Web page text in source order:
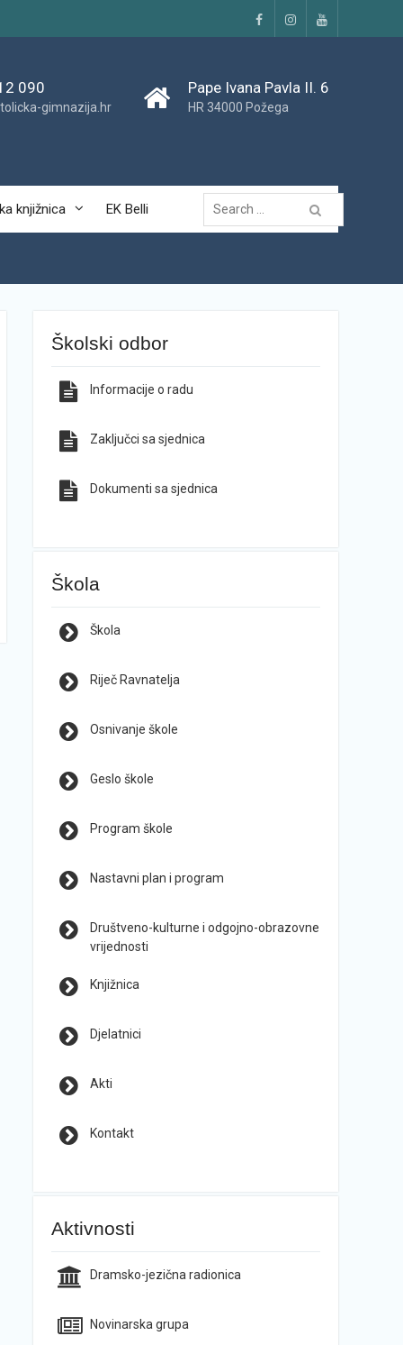
FacebookInstagramYouTube
090
gimnazija.hr
Pape Ivana Pavla II. 6
HR 34000 Požega
knjižnica EK Belli
Traži...
Školski odbor
Informacije o radu
Zaključci sa sjednica
Dokumenti sa sjednica
Škola
Škola
Riječ Ravnatelja
Osnivanje škole
Geslo škole
Program škole
Nastavni plan i program
Društveno-kulturne i odgojno-obrazovne
vrijednosti
Knjižnica
Djelatnici
Akti
Kontakt
Aktivnosti
Dramsko-jezična radionica
Novinarska grupa